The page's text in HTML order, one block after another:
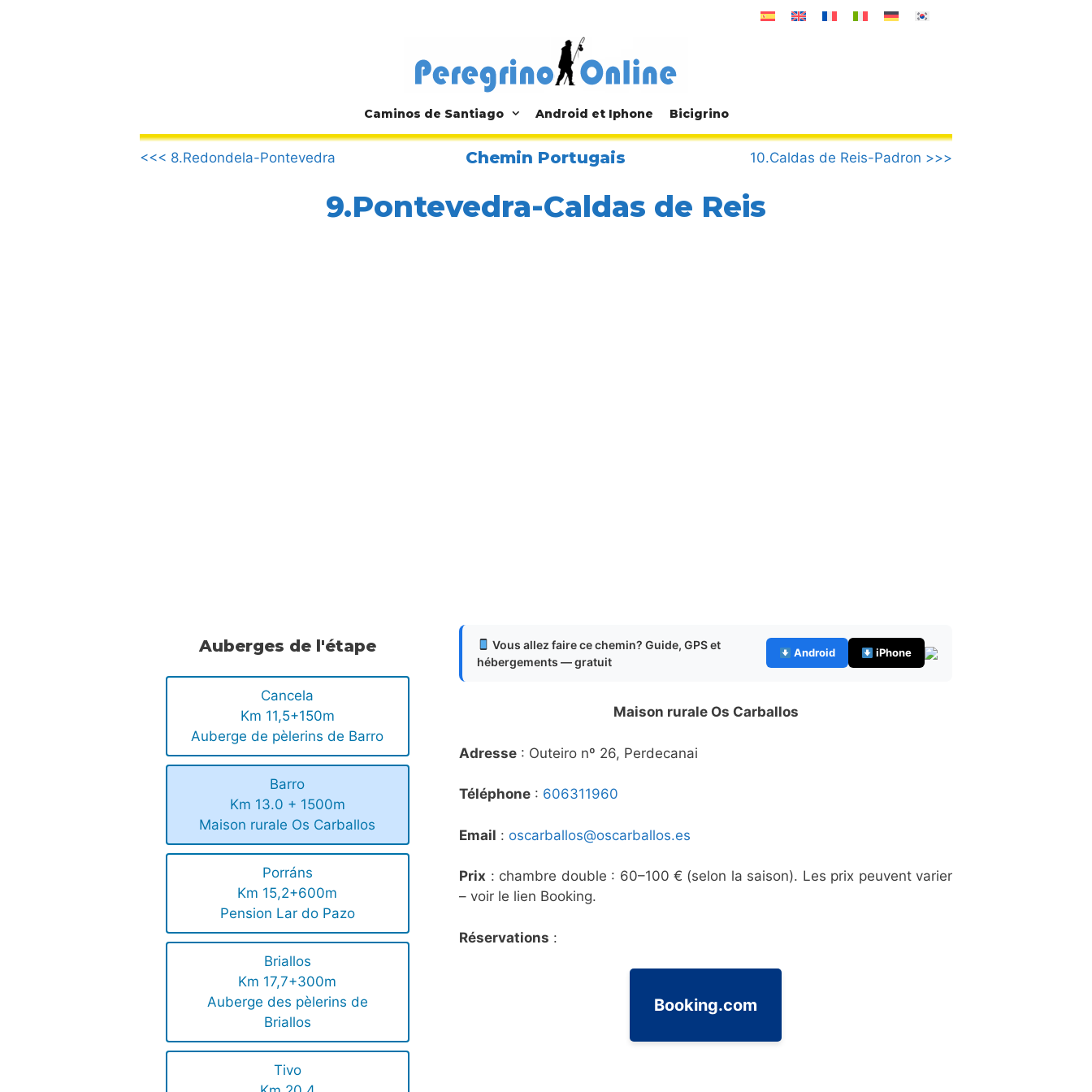
Caminos de Santiago Android et Iphone Bicigrino
.
<<< 8.Redondela-Pontevedra
Chemin Portugais 10.Caldas de Reis-Padron >>>
9.Pontevedra-Caldas de Reis
Auberges de l'étape
Cancela
Km 11,5+150m
Auberge de pèlerins de Barro
Barro
Km 13.0 + 1500m
Maison rurale Os Carballos
Porráns
Km 15,2+600m
Pension Lar do Pazo
Briallos
Km 17,7+300m
Auberge des pèlerins de
Briallos
Tivo
Vous allez faire ce chemin? Guide, GPS et
hébergements — gratuit
Android iPhone
Maison rurale Os Carballos
Adresse : Outeiro nº 26, Perdecanai
Téléphone : 606311960
Email : oscarballos@oscarballos.es
Prix : chambre double : 60–100 € (selon la saison). Les prix peuvent varier
– voir le lien Booking.
Réservations :
Booking.com